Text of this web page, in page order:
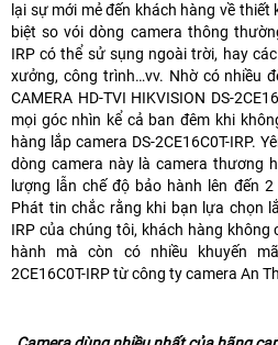
lại sự mới mẻ đến khách hàng về
biệt so vói dòng camera thông
IRP có thể sử sụng ngoài trời, hay
xưởng, công trình…vv. Nhờ có nhiều
CAMERA HD-TVI HIKVISION DS-
mọi góc nhìn kể cả ban đêm khi
hàng lắp camera DS-2CE16C0T-IRP.
dòng camera này là camera thương
lượng lẫn chế độ bảo hành lên đến
Phát tin chắc rằng khi bạn lựa chọn
IRP của chúng tôi, khách hàng không
hành mà còn có nhiều khuyến
2CE16C0T-IRP từ công ty camera An